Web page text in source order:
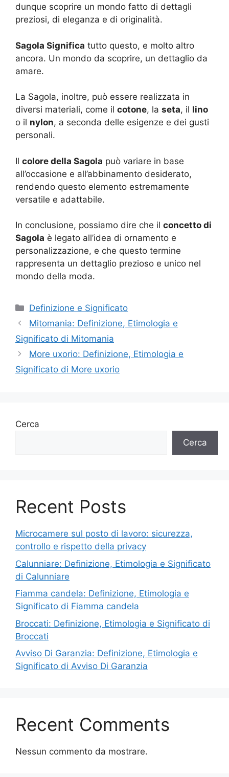
dunque scoprire un mondo fatto di dettagli
preziosi, di eleganza e di originalità.
Sagola Significa tutto questo, e molto altro
ancora. Un mondo da scoprire, un dettaglio da
amare.
La Sagola, inoltre, può essere realizzata in
diversi materiali, come il cotone, la seta, il lino
o il nylon, a seconda delle esigenze e dei gusti
personali.
Il colore della Sagola può variare in base
all’occasione e all’abbinamento desiderato,
rendendo questo elemento estremamente
versatile e adattabile.
In conclusione, possiamo dire che il concetto di
Sagola è legato all’idea di ornamento e
personalizzazione, e che questo termine
rappresenta un dettaglio prezioso e unico nel
mondo della moda.
Categorie
Definizione e Significato
Mitomania: Definizione, Etimologia e
Significato di Mitomania
More uxorio: Definizione, Etimologia e
Significato di More uxorio
Cerca
Cerca
Recent Posts
Microcamere sul posto di lavoro: sicurezza,
controllo e rispetto della privacy
Calunniare: Definizione, Etimologia e Significato
di Calunniare
Fiamma candela: Definizione, Etimologia e
Significato di Fiamma candela
Broccati: Definizione, Etimologia e Significato di
Broccati
Avviso Di Garanzia: Definizione, Etimologia e
Significato di Avviso Di Garanzia
Recent Comments
Nessun commento da mostrare.